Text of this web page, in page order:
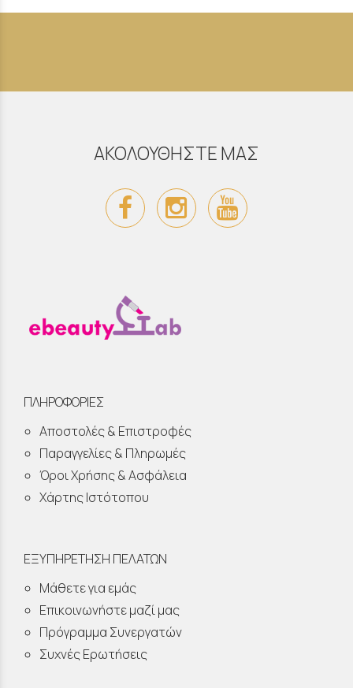
ΑΚΟΛΟΥΘΗΣΤΕ ΜΑΣ
ΠΛΗΡΟΦΟΡΙΕΣ
Αποστολές & Επιστροφές
Παραγγελίες & Πληρωμές
Όροι Χρήσης & Ασφάλεια
Χάρτης Ιστότοπου
ΕΞΥΠΗΡΕΤΗΣΗ ΠΕΛΑΤΩΝ
Μάθετε για εμάς
Επικοινωνήστε μαζί μας
Πρόγραμμα Συνεργατών
Συχνές Ερωτήσεις